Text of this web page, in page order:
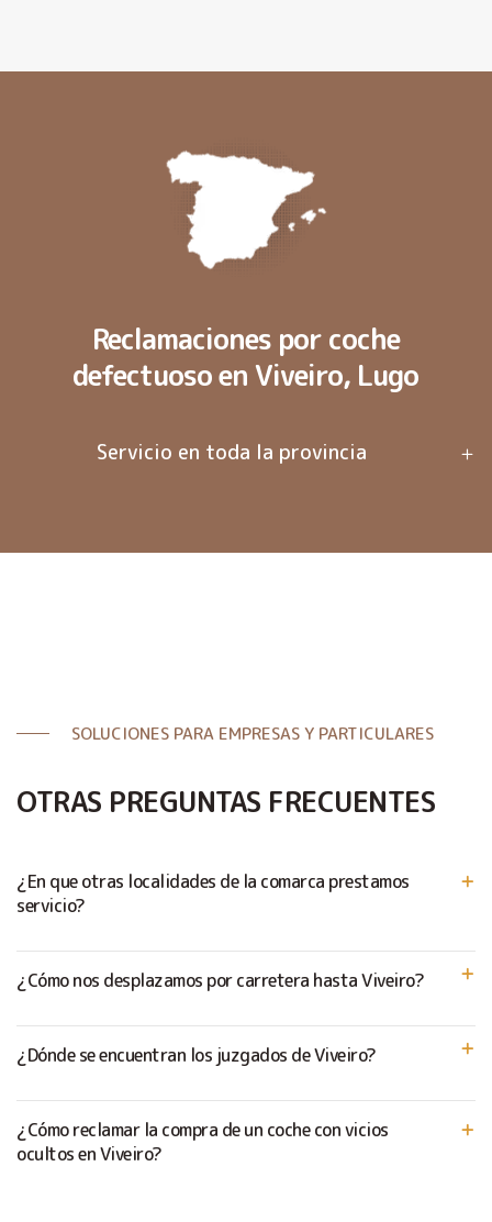
Reclamaciones por coche
defectuoso en Viveiro, Lugo
Servicio en toda la provincia
SOLUCIONES PARA EMPRESAS Y PARTICULARES
OTRAS PREGUNTAS FRECUENTES
¿En que otras localidades de la comarca prestamos
servicio?
¿Cómo nos desplazamos por carretera hasta Viveiro?
¿Dónde se encuentran los juzgados de Viveiro?
¿Cómo reclamar la compra de un coche con vicios
ocultos en Viveiro?